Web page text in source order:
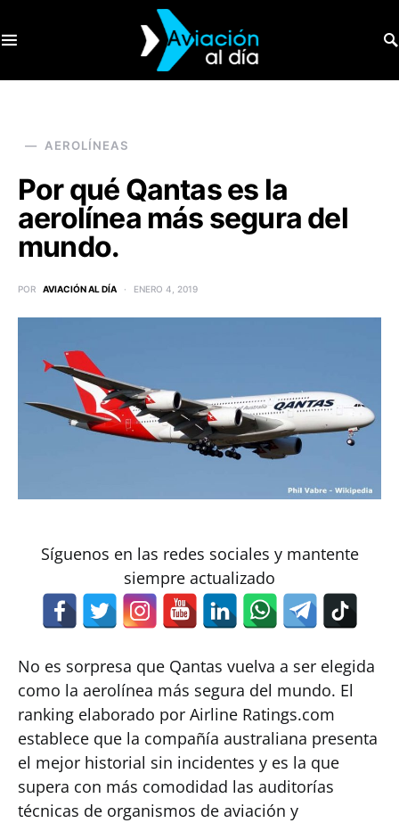
AEROLÍNEAS
Por qué Qantas es la
aerolínea más segura del
mundo.
POR AVIACIÓN AL DÍA ENERO 4, 2019
Síguenos en las redes sociales y mantente
siempre actualizado
No es sorpresa que Qantas vuelva a ser elegida
como la aerolínea más segura del mundo. El
ranking elaborado por Airline Ratings.com
establece que la compañía australiana presenta
el mejor historial sin incidentes y es la que
supera con más comodidad las auditorías
técnicas de organismos de aviación y